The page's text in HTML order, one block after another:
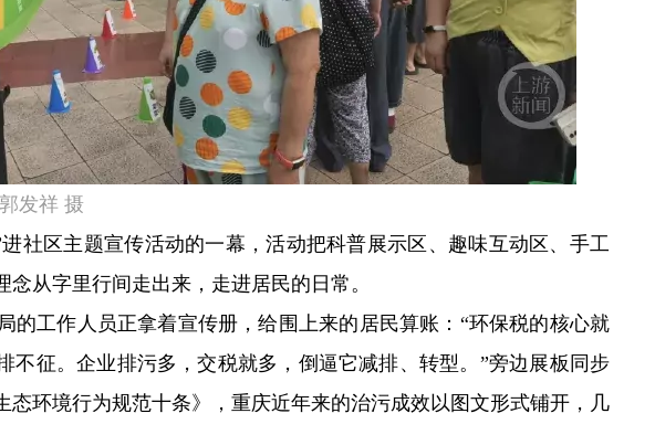
发祥 摄
社区主题宣传活动的一幕，活动把科普展示区、趣味互动区、手工
从字里行间走出来，走进居民的日常。
的工作人员正拿着宣传册，给围上来的居民算账：“环保税的核心就
不征。企业排污多，交税就多，倒逼它减排、转型。”旁边展板同步
态环境行为规范十条》，重庆近年来的治污成效以图文形式铺开，几